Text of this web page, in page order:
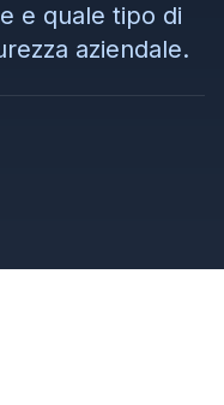
e quale tipo di
aziendale.